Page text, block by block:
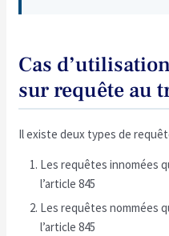
Cas
sur requête au
Il existe deux types de
Les requêtes innomées
l’article 845
Les requêtes nommées
l’article 845